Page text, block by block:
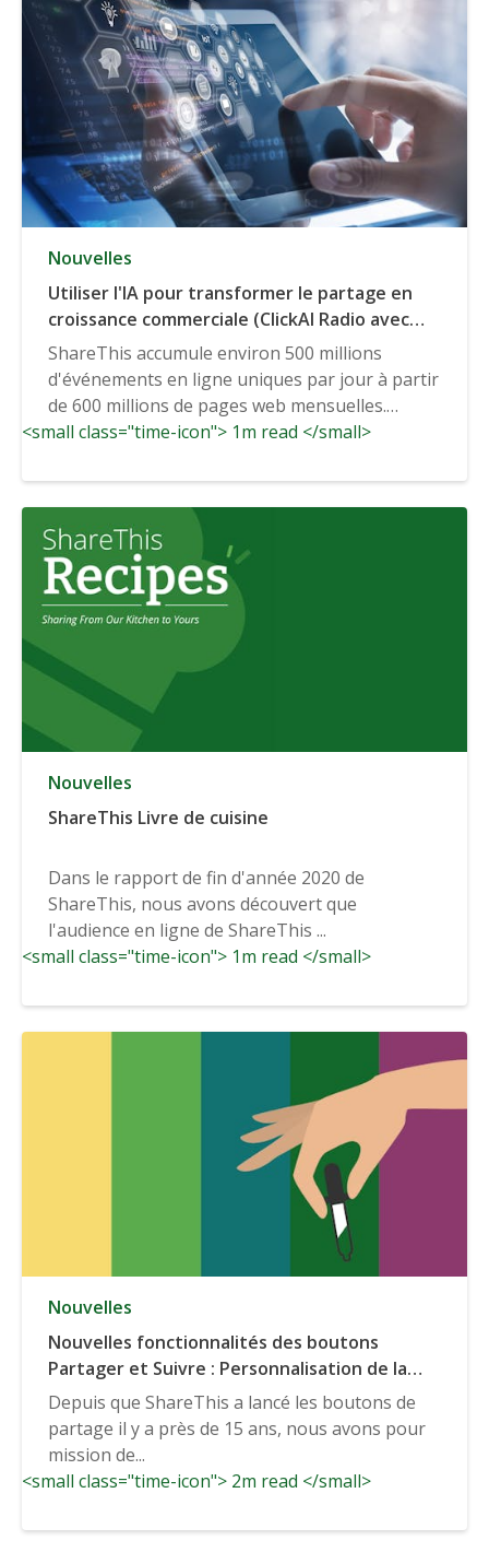
Nouvelles
Utiliser l'IA pour transformer le partage en
croissance commerciale (ClickAI Radio avec
Grant Larsen)
ShareThis accumule environ 500 millions
d'événements en ligne uniques par jour à partir
de 600 millions de pages web mensuelles.
Donc...
<small class="time-icon"> 1m read </small>
Nouvelles
ShareThis Livre de cuisine
Dans le rapport de fin d'année 2020 de
ShareThis, nous avons découvert que
l'audience en ligne de ShareThis ...
<small class="time-icon"> 1m read </small>
Nouvelles
Nouvelles fonctionnalités des boutons
Partager et Suivre : Personnalisation de la
couleur et options de langue
supplémentaires
Depuis que ShareThis a lancé les boutons de
partage il y a près de 15 ans, nous avons pour
mission de...
<small class="time-icon"> 2m read </small>